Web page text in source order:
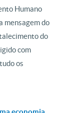
Humano
mensagem do
do
com
os